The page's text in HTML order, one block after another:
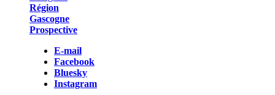
Région
Gascogne
Prospective
E-mail
Facebook
Bluesky
Instagram